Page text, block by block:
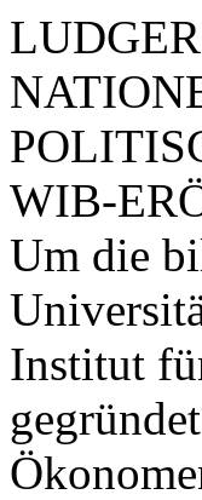
WIB-
Um die
Institut